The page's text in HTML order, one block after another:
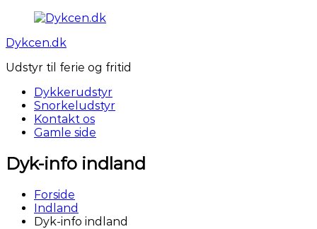
Videre
indhold
Dykcen.dk
Udstyr til ferie og fritid
Dykkerudstyr
Snorkeludstyr
Kontakt os
Gamle side
Dyk-info indland
Forside
Indland
Dyk-info indland